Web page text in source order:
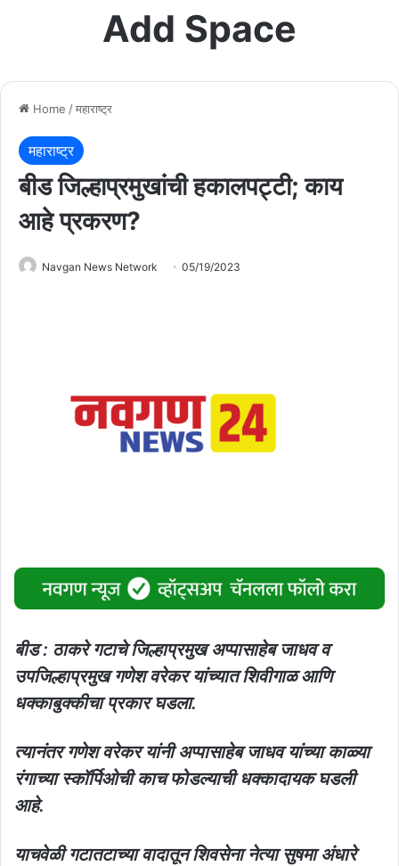
Add Space
Home /महाराष्ट्र
महाराष्ट्र
बीड जिल्हाप्रमुखांची हकालपट्टी; काय
आहे प्रकरण?
Navgan News Network 05/19/2023
बीड : ठाकरे गटाचे जिल्हाप्रमुख अप्पासाहेब जाधव व
उपजिल्हाप्रमुख गणेश वरेकर यांच्यात शिवीगाळ आणि
धक्काबुक्कीचा प्रकार घडला.
त्यानंतर गणेश वरेकर यांनी अप्पासाहेब जाधव यांच्या काळ्या
रंगाच्या स्कॉर्पिओची काच फोडल्याची धक्कादायक घडली
आहे.
याचवेळी गटातटाच्या वादातून शिवसेना नेत्या सुषमा अंधारे